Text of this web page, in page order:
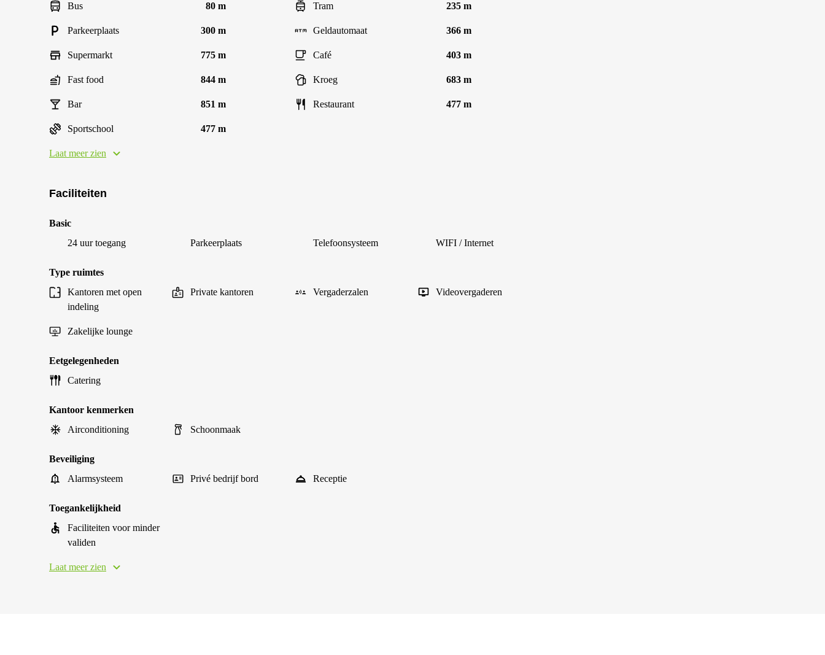
Bus 80 m Tram 235 m
Parkeerplaats 300 m Geldautomaat 366 m
Supermarkt 775 m Café 403 m
Fast food 844 m Kroeg 683 m
Bar 851 m Restaurant 477 m
Sportschool 477 m
Laat meer zien
Faciliteiten
Basic
24 uur toegang
Parkeerplaats Telefoonsysteem WIFI / Internet
Type ruimtes
Kantoren met open
indeling
Private kantoren Vergaderzalen Videovergaderen
Zakelijke lounge
Eetgelegenheden
Catering
Kantoor kenmerken
Airconditioning
Schoonmaak
Beveiliging
Alarmsysteem
Privé bedrijf bord Receptie
Toegankelijkheid
Faciliteiten voor minder
validen
Laat meer zien